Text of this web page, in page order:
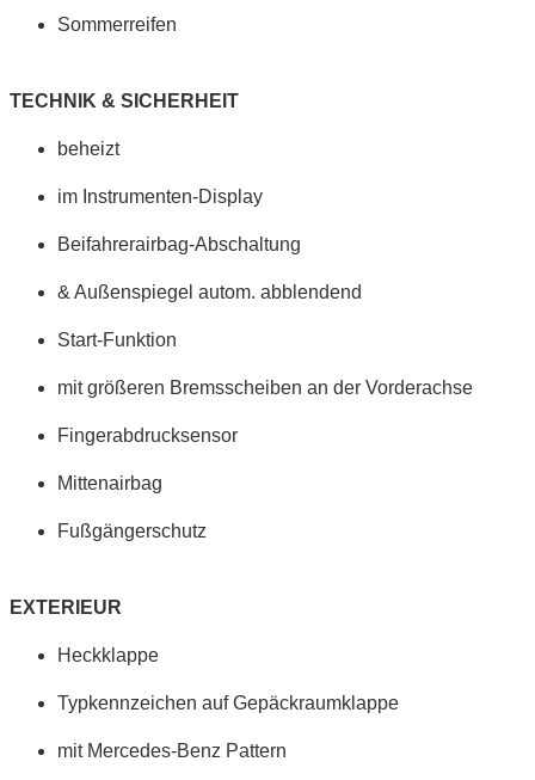
Sommerreifen
TECHNIK & SICHERHEIT
beheizt
im Instrumenten-Display
Beifahrerairbag-Abschaltung
& Außenspiegel autom. abblendend
Start-Funktion
mit größeren Bremsscheiben an der Vorderachse
Fingerabdrucksensor
Mittenairbag
Fußgängerschutz
EXTERIEUR
Heckklappe
Typkennzeichen auf Gepäckraumklappe
mit Mercedes-Benz Pattern